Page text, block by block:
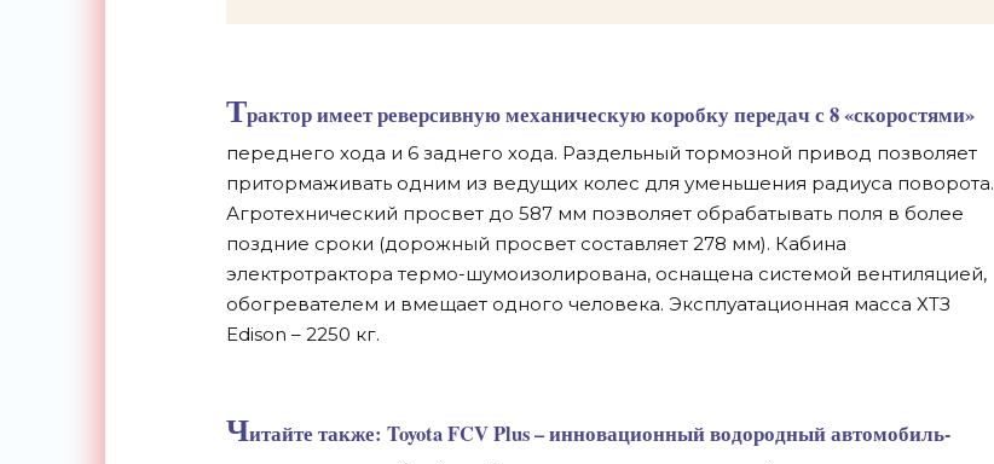
Трактор имеет реверсивную механическую коробку передач с 8 «скоростями»
переднего хода и 6 заднего хода. Раздельный тормозной привод позволяет
притормаживать одним из ведущих колес для уменьшения радиуса поворота.
Агротехнический просвет до 587 мм позволяет обрабатывать поля в более
поздние сроки (дорожный просвет составляет 278 мм). Кабина
электротрактора термо-шумоизолирована, оснащена системой вентиляцией,
обогревателем и вмещает одного человека. Эксплуатационная масса ХТЗ
Edison – 2250 кг.
Читайте также: Toyota FCV Plus – инновационный водородный автомобиль-